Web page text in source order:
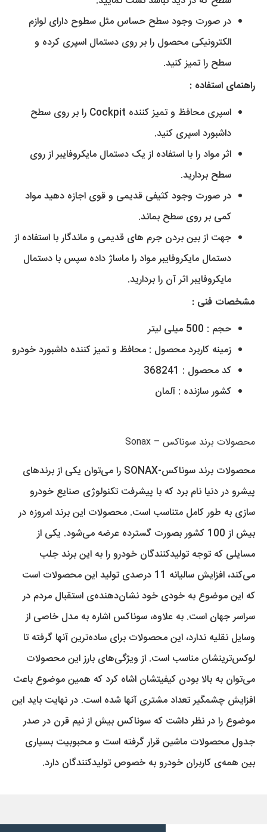
در صورت وجود سطح حساس مثل سطوح دارای لوازم
الکترونیکی محصول را بر روی دستمال اسپری کرده و
سطح را تمیز کنید.
راهنمای استفاده :
اسپری محافظ و تمیز کننده Cockpit را بر روی سطح
داشبورد اسپری کنید.
اثر مواد را با استفاده از یک دستمال مایکروفایبر از روی
سطح بردارید.
در صورت وجود کثیفی قدیمی و قوی اجازه دهید مواد
کمی بر روی سطح بماند.
جهت از بین بردن جرم های قدیمی و ماندگار با استفاده از
دستمال مایکروفایبر مواد را ماساژ داده سپس با دستمال
مایکروفایبر اثر آن را بردارید.
مشخصات فنی :
حجم : 500 میلی لیتر
زمینه کاربرد محصول : محافظ و تمیز کننده داشبورد خودرو
کد محصول : 368241
کشور سازنده : آلمان
محصولات برند سوناکس – Sonax
محصولات برند سوناکس-SONAX را می‌توان یکی از برندهای
پیشرو در دنیا نام برد که با پیشرفت تکنولوژی صنایع خودرو
سازی به طور کامل متناسب است. محصولات این برند امروزه در
بیش از 100 کشور بصورت گسترده عرضه می‌شود. یکی از
مسایلی که توجه تولیدکنندگان خودرو را به این برند جلب
می‌کند، افزایش سالیانه 11 درصدی تولید این محصولات است
که این موضوع به خودی خود نشان‌دهنده‌ی استقبال مردم در
سراسر جهان است. به علاوه، سوناکس اشاره‌ به مدل خاصی از
وسایل نقلیه ندارد، این محصولات برای ساده‌ترین آنها گرفته تا
لوکس‌ترینشان مناسب است.‌ از ویژگی‌های بارز این محصولات
می‌توان به بالا بودن کیفیتشان اشاه کرد که همین موضوع باعث
افزایش چشمگیر تعداد مشتری آنها شده است. در نهایت باید این
موضوع را در نظر داشت که سوناکس بیش از نیم قرن در صدر
جدول محصولات ماشین قرار گرفته است و محبوبیت بسیاری
بین همه‌ی کاربران خودرو به خصوص تولیدکنندگان دارد.